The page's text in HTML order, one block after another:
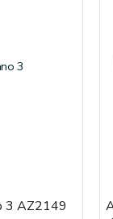
3 AZ2149